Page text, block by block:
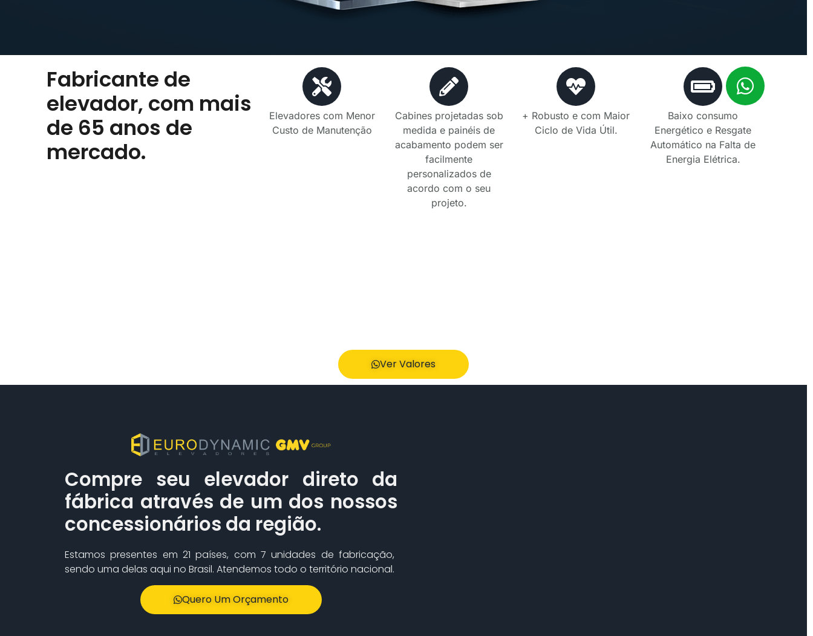
Fabricante de
elevador, com mais
de 65 anos de
mercado.
Elevadores com Menor
Custo de Manutenção
Cabines projetadas sob
medida e painéis de
acabamento podem ser
facilmente
personalizados de
acordo com o seu
projeto.
+ Robusto e com Maior
Ciclo de Vida Útil.
Baixo consumo
Energético e Resgate
Automático na Falta de
Energia Elétrica.
Ver Valores
Compre seu elevador direto da
fábrica através de um dos nossos
concessionários da região.
Estamos presentes em 21 países, com 7 unidades de fabricação,
sendo uma delas aqui no Brasil. Atendemos todo o território nacional.
Quero Um Orçamento